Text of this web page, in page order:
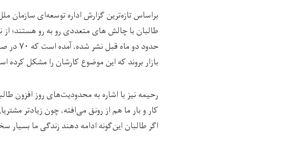
طالبان با چالش های متعددی رو به رو هستند؛ از
حدود
بازار بروند که این موضوع کارشان را مشکل کرده
رحیمه نیز با اشاره به محدودیت‌های روز افزون
کار و بار ما هم از رونق می‌افته، چون زیادتر
اگر طالبان این‌گونه ادامه دهند زندگی ما